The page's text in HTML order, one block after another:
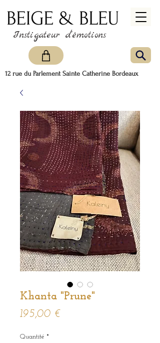
Instigateur d'émotions
12 rue du Parlement Sainte Catherine Bordeaux
Khanta "Prune"
195,00 €
Quantité *